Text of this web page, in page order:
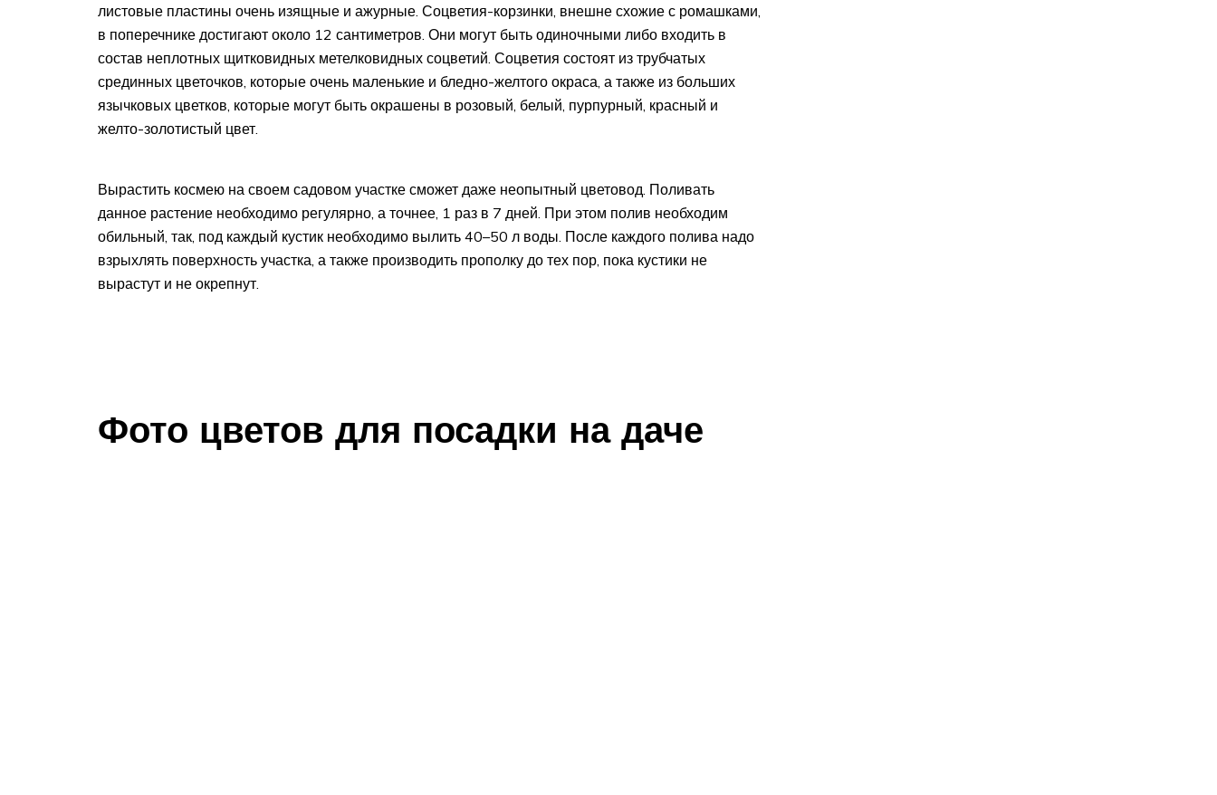
листовые пластины очень изящные и ажурные. Соцветия-корзинки, внешне схожие с ромашками,
в поперечнике достигают около 12 сантиметров. Они могут быть одиночными либо входить в
состав неплотных щитковидных метелковидных соцветий. Соцветия состоят из трубчатых
срединных цветочков, которые очень маленькие и бледно-желтого окраса, а также из больших
язычковых цветков, которые могут быть окрашены в розовый, белый, пурпурный, красный и
желто-золотистый цвет.
Вырастить космею на своем садовом участке сможет даже неопытный цветовод. Поливать
данное растение необходимо регулярно, а точнее, 1 раз в 7 дней. При этом полив необходим
обильный, так, под каждый кустик необходимо вылить 40–50 л воды. После каждого полива надо
взрыхлять поверхность участка, а также производить прополку до тех пор, пока кустики не
вырастут и не окрепнут.
Фото цветов для посадки на даче